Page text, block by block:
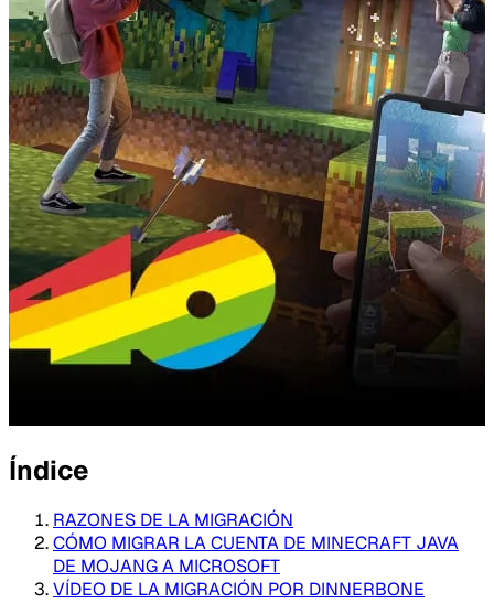
Índice
RAZONES DE LA MIGRACIÓN
CÓMO MIGRAR LA CUENTA DE MINECRAFT JAVA
DE MOJANG A MICROSOFT
VÍDEO DE LA MIGRACIÓN POR DINNERBONE